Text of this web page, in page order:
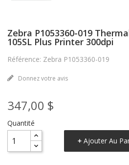
Zebra P1053360-019
105SL Plus Printer 300dpi
Référence: Zebra P1053360-019
Donnez votre avis
347,00 $
Quantité
Ajouter Au